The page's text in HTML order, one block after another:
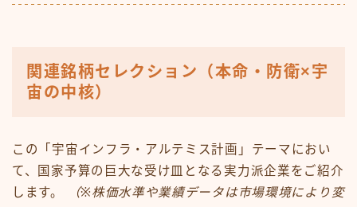
関連銘柄セレクション（本命・防衛×宇
宙の中核）
この「宇宙インフラ・アルテミス計画」テーマにおい
て、国家予算の巨大な受け皿となる実力派企業をご紹介
します。
（※株価水準や業績データは市場環境により変